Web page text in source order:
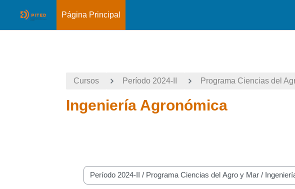
Página Principal
Cursos Período 2024-II Programa Ciencias del
Ingeniería Agronómica
Categorías